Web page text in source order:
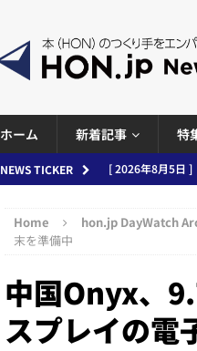
ホーム 新着記事 特
NEWS TICKER [ 2026年8月5日 ]
[ 2026年8月4日 ]
[ 2026年8月3日 ]
とめ＆コラム
[ 2026年8月2日 ]
Home hon.jp DayWatch
末を準備中
中国Onyx、
スプレイの電